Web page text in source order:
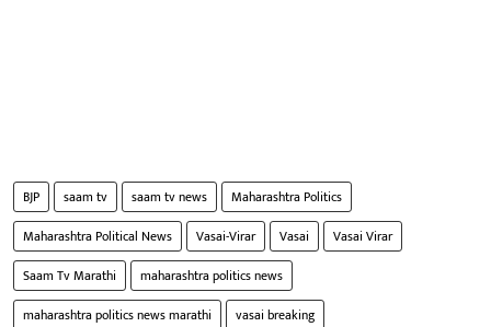
BJP saam tv saam tv news
Maharashtra Politics
Maharashtra Political News
Vasai-Virar Vasai
Vasai Virar
Saam Tv Marathi
maharashtra politics news
maharashtra politics news marathi
vasai breaking